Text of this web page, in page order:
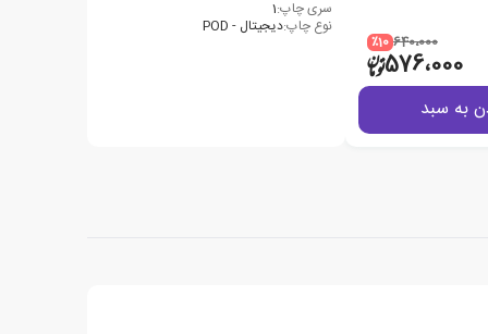
640،000 ٪10
576،000
به سبد
سری چاپ:1
نوع چاپ:دیجیتال - POD